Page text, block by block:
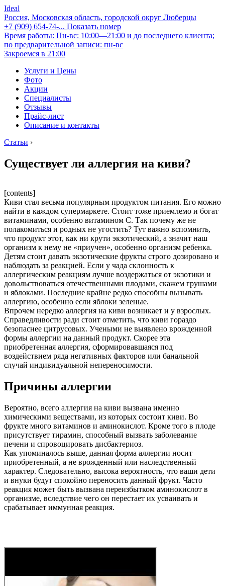
Ideal
Россия, Московская область, городской округ Люберцы
+7 (909) 654-74-... Показать номер
Время работы: Пн-вс: 10:00—21:00 и до последнего клиента;
по предварительной записи: пн-вс
Закроемся в 21:00
Услуги и Цены
Фото
Акции
Специалисты
Отзывы
Прайс-лист
Описание и контакты
Статьи ›
Существует ли аллергия на киви?
[contents]
Киви стал весьма популярным продуктом питания. Его можно
найти в каждом супермаркете. Стоит тоже приемлемо и богат
витаминами, особенно витамином С. Так почему же не
полакомиться и родных не угостить? Тут важно вспомнить,
что продукт этот, как ни крути экзотический, а значит наш
организм к нему не «приучен», особенно организм ребенка.
Детям стоит давать экзотические фрукты строго дозировано и
наблюдать за реакцией. Если у чада склонность к
аллергическим реакциям лучше воздержаться от экзотики и
довольствоваться отечественными плодами, скажем грушами
и яблоками. Последние крайне редко способны вызывать
аллергию, особенно если яблоки зеленые.
Впрочем нередко аллергия на киви возникает и у взрослых.
Справедливости ради стоит отметить, что киви гораздо
безопаснее цитрусовых. Учеными не выявлено врожденной
формы аллергии на данный продукт. Скорее эта
приобретенная аллергия, сформировавшаяся под
воздействием ряда негативных факторов или банальной
случай индивидуальной непереносимости.
Причины аллергии
Вероятно, всего аллергия на киви вызвана именно
химическими веществами, из которых состоит киви. Во
фрукте много витаминов и аминокислот. Кроме того в плоде
присутствует тирамин, способный вызвать заболевание
печени и спровоцировать дисбактериоз.
Как упоминалось выше, данная форма аллергии носит
приобретенный, а не врожденный или наследственный
характер. Следовательно, высока вероятность, что ваши дети
и внуки будут спокойно переносить данный фрукт. Часто
реакция может быть вызвана переизбытком аминокислот в
организме, вследствие чего он перестает их усваивать и
срабатывает иммунная реакция.